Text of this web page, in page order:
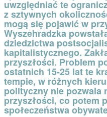
uwzględniać te
z sztywnych
mogą się pojawić w
Wyszehradzka
dziedzictwa
kapitalistycznego.
przyszłości. Problem
ostatnich 15-25 lat te
tempie, w różnych
polityczny nie pozwala
przyszłości, co potem
społeczeństwa